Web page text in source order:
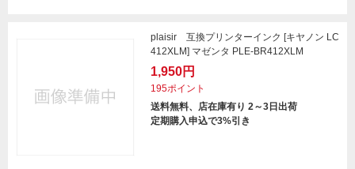
plaisir 互換プリンターインク [キヤノン LC
412XLM] マゼンタ PLE-BR412XLM
1,950円
195ポイント
送料無料、店在庫有り 2～3日出荷
定期購入申込で3%引き